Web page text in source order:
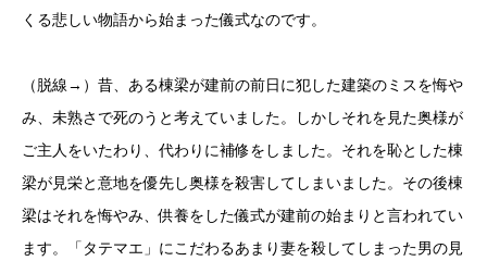
くる悲しい物語から始まった儀式なのです。
（脱線→）昔、ある棟梁が建前の前日に犯した建築のミスを悔や
み、未熟さで死のうと考えていました。しかしそれを見た奥様が
ご主人をいたわり、代わりに補修をしました。それを恥とした棟
梁が見栄と意地を優先し奥様を殺害してしまいました。その後棟
梁はそれを悔やみ、供養をした儀式が建前の始まりと言われてい
ます。「タテマエ」にこだわるあまり妻を殺してしまった男の見